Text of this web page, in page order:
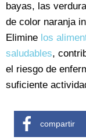
bayas, las
de color naranja
Elimine los
saludables,
el riesgo de
suficiente
compartir